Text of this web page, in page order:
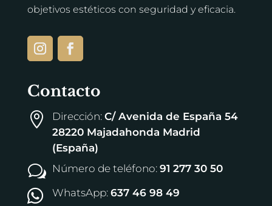
objetivos estéticos con seguridad y eficacia.
Contacto
 Dirección: C/ Avenida de España 54
28220 Majadahonda Madrid
(España)
w Número de teléfono: 91 277 30 50
 WhatsApp: 637 46 98 49